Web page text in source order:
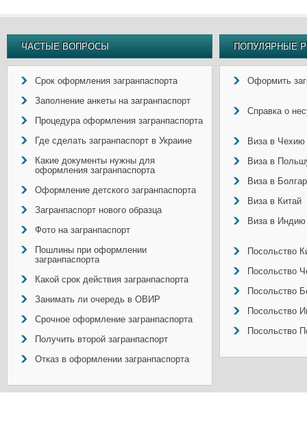
ЧАСТЫЕ ВОПРОСЫ
Срок оформления загранпаспорта
Заполнение анкеты на загранпаспорт
Процедура оформления загранпаспорта
Где сделать загранпаспорт в Украине
Какие документы нужны для
оформления загранпаспорта
Оформление детского загранпаспорта
Загранпаспорт нового образца
Фото на загранпаспорт
Пошлины при оформлении
загранпаспорта
Какой срок действия загранпаспорта
Занимать ли очередь в ОВИР
Срочное оформление загранпаспорта
Получить второй загранпаспорт
Отказ в оформлении загранпаспорта
ПОПУЛЯРНЫЕ
Оформить
Справка о
Виза в Чехию
Виза в
Виза в
Виза в Китай
Виза в Индию
Посольство
Посольство
Посольство
Посольство
Посольство